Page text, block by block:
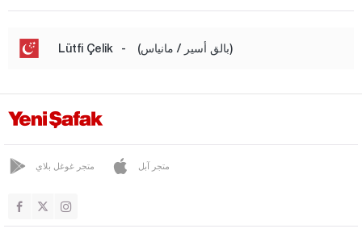
إيقريندي
كاراإيسي
كيبسوت
مرمرة
Lütfi Çelik - (بالق أسير / مانياس)
متجر غوغل بلاي متجر آبل